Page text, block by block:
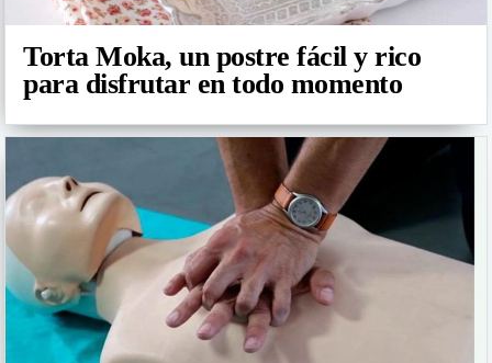
Torta Moka, un postre fácil y rico
para disfrutar en todo momento